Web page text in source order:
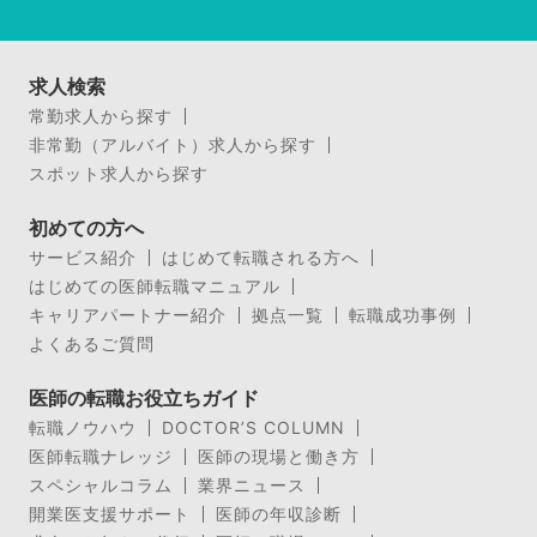
求人検索
常勤求人から探す
非常勤（アルバイト）求人から探す
スポット求人から探す
初めての方へ
サービス紹介
はじめて転職される方へ
はじめての医師転職マニュアル
キャリアパートナー紹介
拠点一覧
転職成功事例
よくあるご質問
医師の転職お役立ちガイド
転職ノウハウ
DOCTOR’S COLUMN
医師転職ナレッジ
医師の現場と働き方
スペシャルコラム
業界ニュース
開業医支援サポート
医師の年収診断